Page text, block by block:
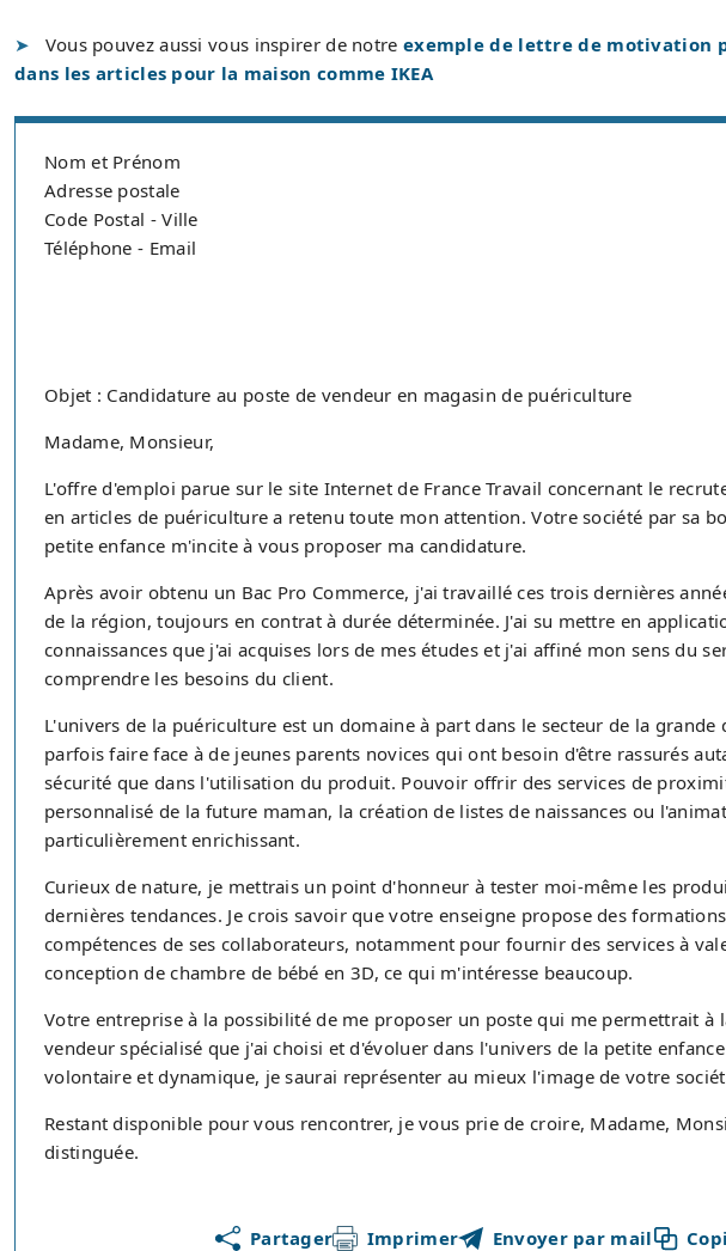
Vous pouvez aussi vous inspirer de notre exemple de lettre de motivation
dans les articles pour la maison comme IKEA
Nom et Prénom
Adresse postale
Code Postal - Ville
Téléphone - Email
Objet : Candidature au poste de vendeur en magasin de puériculture
Madame, Monsieur,
L'offre d'emploi parue sur le site Internet de France Travail concernant le
en articles de puériculture a retenu toute mon attention. Votre société par sa
petite enfance m'incite à vous proposer ma candidature.
Après avoir obtenu un Bac Pro Commerce, j'ai travaillé ces trois dernières
de la région, toujours en contrat à durée déterminée. J'ai su mettre en
connaissances que j'ai acquises lors de mes études et j'ai affiné mon sens du
comprendre les besoins du client.
L'univers de la puériculture est un domaine à part dans le secteur de la
parfois faire face à de jeunes parents novices qui ont besoin d'être rassurés
sécurité que dans l'utilisation du produit. Pouvoir offrir des services de
personnalisé de la future maman, la création de listes de naissances ou
particulièrement enrichissant.
Curieux de nature, je mettrais un point d'honneur à tester moi-même les
dernières tendances. Je crois savoir que votre enseigne propose des
compétences de ses collaborateurs, notamment pour fournir des services à
conception de chambre de bébé en 3D, ce qui m'intéresse beaucoup.
Votre entreprise à la possibilité de me proposer un poste qui me permettrait à
vendeur spécialisé que j'ai choisi et d'évoluer dans l'univers de la petite
volontaire et dynamique, je saurai représenter au mieux l'image de votre
Restant disponible pour vous rencontrer, je vous prie de croire, Madame,
distinguée.
Partager Imprimer Envoyer par mail